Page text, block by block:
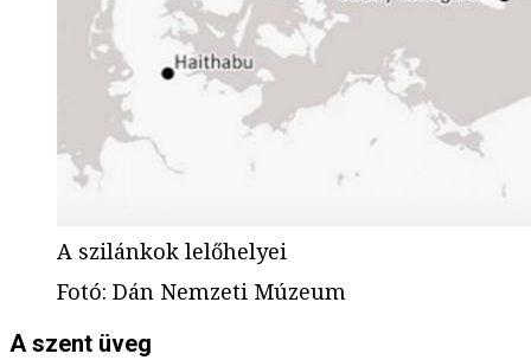
A szilánkok lelőhelyei
Fotó: Dán Nemzeti Múzeum
A szent üveg